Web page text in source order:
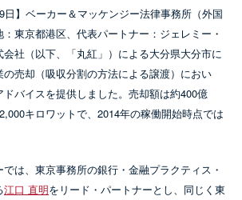
日】ベーカー＆マッケンジー法律事務所（外国
東京都港区、代表パートナー：ジェレミー・
会社（以下、「丸紅」）による大分県大分市に
売却（吸収分割の方法による譲渡）におい
バイスを提供しました。売却額は約400億
キロワットで、2014年の稼働開始時点では
は、東京事務所の銀行・金融プラクティス・
江口 直明をリード・パートナーとし、同じく東